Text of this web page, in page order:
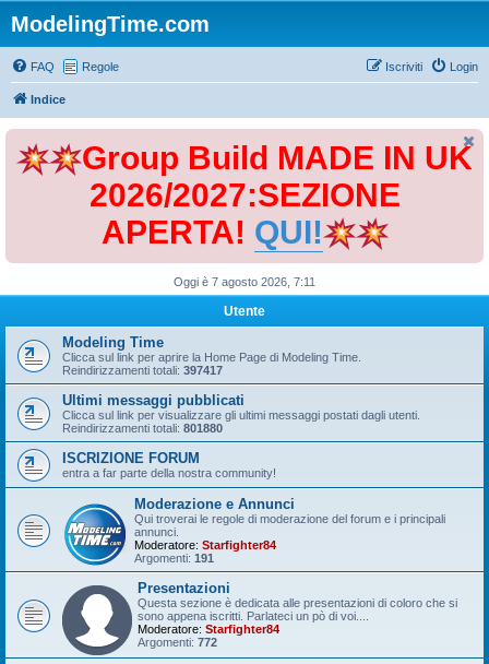
ModelingTime.com
FAQ Regole Login
Iscriviti
Indice
Group Build MADE IN UK
2026/2027:SEZIONE
APERTA! QUI!
Oggi è 7 agosto 2026, 7:11
Utente
Modeling Time
Clicca sul link per aprire la Home Page di Modeling Time.
Reindirizzamenti totali: 397417
Ultimi messaggi pubblicati
Clicca sul link per visualizzare gli ultimi messaggi postati dagli utenti.
Reindirizzamenti totali: 801880
ISCRIZIONE FORUM
entra a far parte della nostra community!
Moderazione e Annunci
Qui troverai le regole di moderazione del forum e i principali
annunci.
Moderatore: Starfighter84
Argomenti: 191
Presentazioni
Questa sezione è dedicata alle presentazioni di coloro che si
sono appena iscritti. Parlateci un pò di voi....
Moderatore: Starfighter84
Argomenti: 772